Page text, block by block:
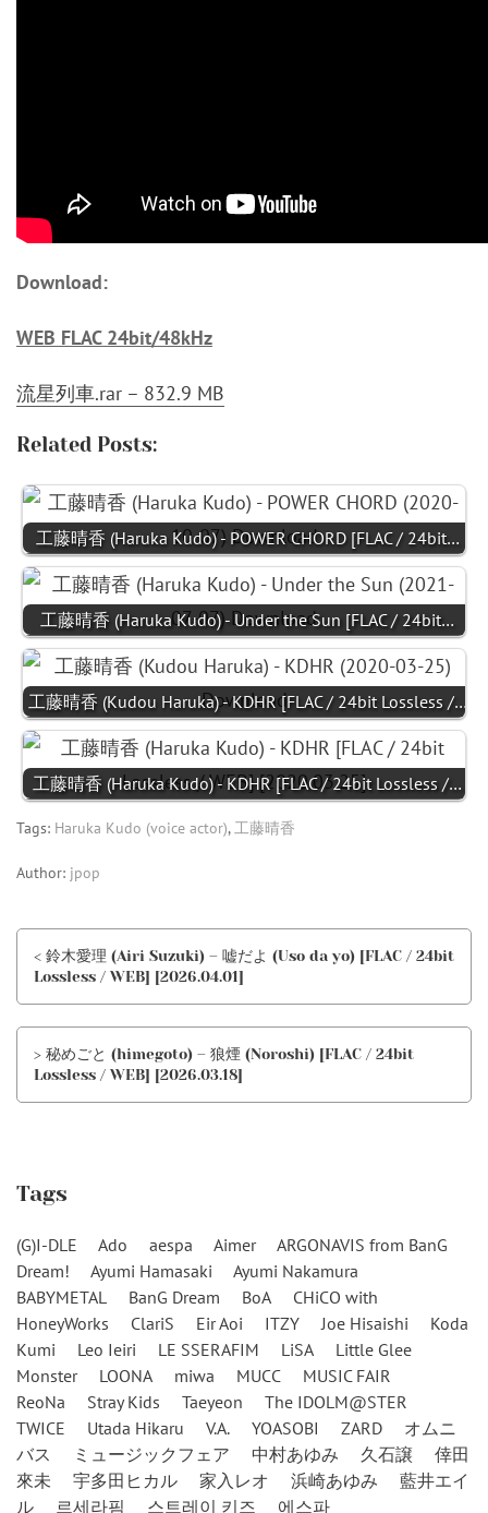
Download:
WEB FLAC 24bit/48kHz
流星列車.rar – 832.9 MB
Related Posts:
工藤晴香 (Haruka Kudo) - POWER CHORD [FLAC / 24bit…
工藤晴香 (Haruka Kudo) - Under the Sun [FLAC / 24bit…
工藤晴香 (Kudou Haruka) - KDHR [FLAC / 24bit Lossless /…
工藤晴香 (Haruka Kudo) - KDHR [FLAC / 24bit Lossless /…
Tags: Haruka Kudo (voice actor),工藤晴香
Author: jpop
< 鈴木愛理 (Airi Suzuki) – 嘘だよ (Uso da yo) [FLAC / 24bit
Lossless / WEB] [2026.04.01]
> 秘めごと (himegoto) – 狼煙 (Noroshi) [FLAC / 24bit
Lossless / WEB] [2026.03.18]
Tags
(G)I-DLE Ado aespa Aimer
ARGONAVIS from BanG
Dream!
Ayumi Hamasaki
Ayumi Nakamura
BABYMETAL
BanG Dream BoA
CHiCO with
HoneyWorks
ClariS Eir Aoi ITZY Joe Hisaishi
Koda
Kumi
Leo Ieiri LE SSERAFIM LiSA
Little Glee
Monster
LOONA miwa MUCC
MUSIC FAIR
ReoNa
Stray Kids Taeyeon
The IDOLM@STER
TWICE
Utada Hikaru V.A. YOASOBI ZARD
オムニ
バス
ミュージックフェア 中村あゆみ 久石譲
倖田
來未
宇多田ヒカル 家入レオ 浜崎あゆみ
藍井エイ
ル
르세라핌 스트레이 키즈 에스파